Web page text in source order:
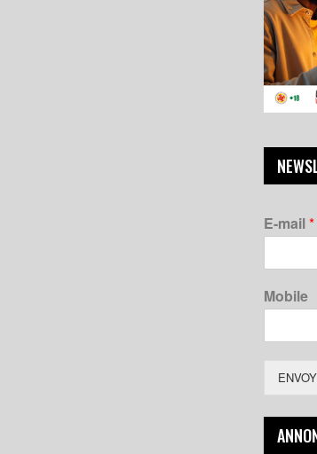
E-mail*
Mobile